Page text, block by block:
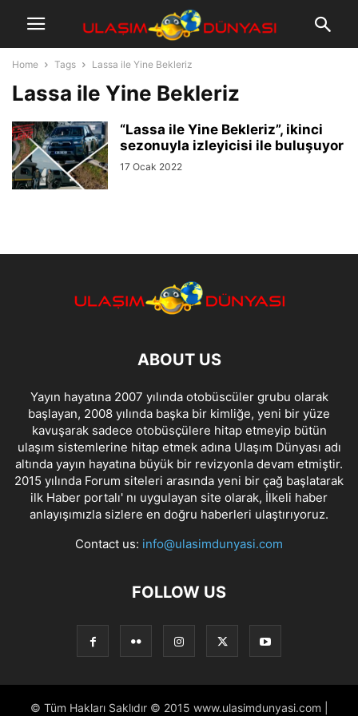
Home Tags Lassa ile Yine Bekleriz
Lassa ile Yine Bekleriz
“Lassa ile Yine Bekleriz”, ikinci
sezonuyla izleyicisi ile buluşuyor
17 Ocak 2022
ABOUT US
Yayın hayatına 2007 yılında otobüscüler grubu olarak
başlayan, 2008 yılında başka bir kimliğe, yeni bir yüze
kavuşarak sadece otobüsçülere hitap etmeyip bütün
ulaşım sistemlerine hitap etmek adına Ulaşım Dünyası adı
altında yayın hayatına büyük bir revizyonla devam etmiştir.
2015 yılında Forum siteleri arasında yeni bir çağ başlatarak
ilk Haber portalı' nı uygulayan site olarak, İlkeli haber
anlayışımızla sizlere en doğru haberleri ulaştırıyoruz.
Contact us: info@ulasimdunyasi.com
FOLLOW US
© Tüm Hakları Saklıdır © 2015 www.ulasimdunyasi.com |